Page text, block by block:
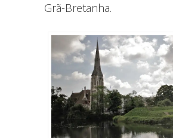
Grã-Bretanha.